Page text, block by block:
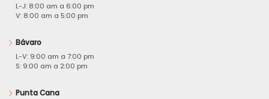
L-J: 8:00 am a 6:00 pm
V: 8:00 am a 5:00 pm
Bávaro
L-V: 9:00 am a 7:00 pm
S: 9:00 am a 2:00 pm
Punta Cana